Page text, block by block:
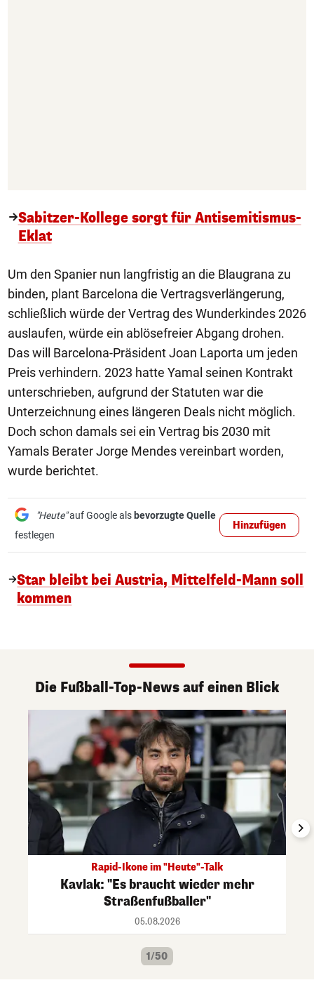
Sabitzer-Kollege sorgt für Antisemitismus-
Eklat
Um den Spanier nun langfristig an die Blaugrana zu
binden, plant Barcelona die Vertragsverlängerung,
schließlich würde der Vertrag des Wunderkindes 2026
auslaufen, würde ein ablösefreier Abgang drohen.
Das will Barcelona-Präsident Joan Laporta um jeden
Preis verhindern. 2023 hatte Yamal seinen Kontrakt
unterschrieben, aufgrund der Statuten war die
Unterzeichnung eines längeren Deals nicht möglich.
Doch schon damals sei ein Vertrag bis 2030 mit
Yamals Berater Jorge Mendes vereinbart worden,
wurde berichtet.
"Heute"auf Google als bevorzugte Quelle
festlegen
Hinzufügen
Star bleibt bei Austria, Mittelfeld-Mann soll
kommen
Die Fußball-Top-News auf einen Blick
Rapid-Ikone im "Heute"-Talk
Kavlak: "Es braucht wieder mehr
Straßenfußballer"
05.08.2026
1/50